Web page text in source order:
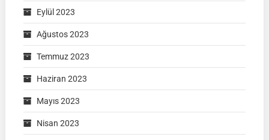
Eylül 2023
Ağustos 2023
Temmuz 2023
Haziran 2023
Mayıs 2023
Nisan 2023